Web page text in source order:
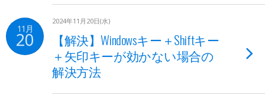
11月
20
2024年11月20日(水)
【解決】Windowsキー＋Shiftキー
＋矢印キーが効かない場合の
解決方法